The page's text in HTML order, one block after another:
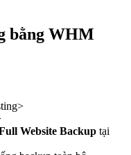
bằng WHM
Website Backup tại